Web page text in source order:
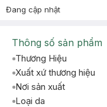
Đang cập nhật
Thông số sản phẩm
Thương Hiệu
Xuất xứ thương hiệu
Nơi sản xuất
Loại da